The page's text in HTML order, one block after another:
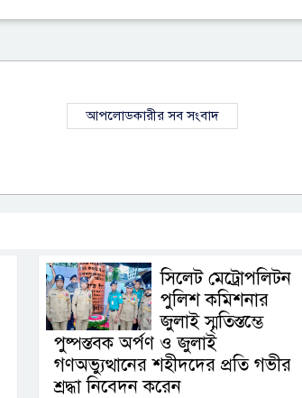
আপলোডকারীর সব সংবাদ
সিলেট মেট্রোপলিটন
পুলিশ কমিশনার
জুলাই স্মৃতিস্তম্ভে
পুষ্পস্তবক অর্পণ ও জুলাই
গণঅভ্যুত্থানের শহীদদের প্রতি গভীর
শ্রদ্ধা নিবেদন করেন